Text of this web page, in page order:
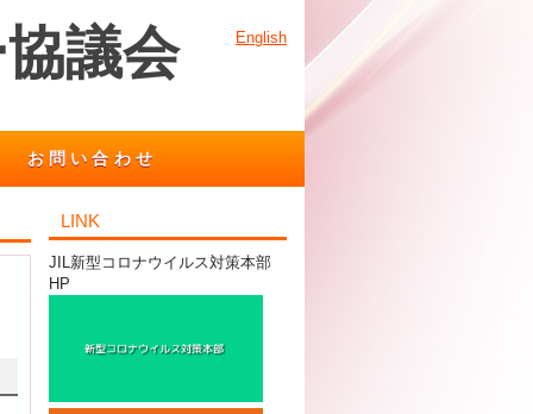
議会 English
お問い合わせ
LINK
JIL新型コロナウイルス対策本部
HP